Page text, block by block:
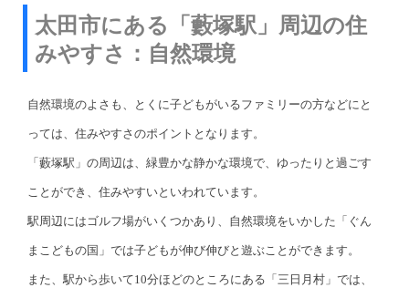
太田市にある「藪塚駅」周辺の住
みやすさ：自然環境
自然環境のよさも、とくに子どもがいるファミリーの方などにと
っては、住みやすさのポイントとなります。
「藪塚駅」の周辺は、緑豊かな静かな環境で、ゆったりと過ごす
ことができ、住みやすいといわれています。
駅周辺にはゴルフ場がいくつかあり、自然環境をいかした「ぐん
まこどもの国」では子どもが伸び伸びと遊ぶことができます。
また、駅から歩いて10分ほどのところにある「三日月村」では、